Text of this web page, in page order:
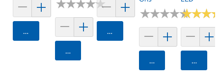
Agregar
★★★★★
★★★★★
Agregar
Agregar
★★★★★
★★★★★
Agregar
★★★
★★★